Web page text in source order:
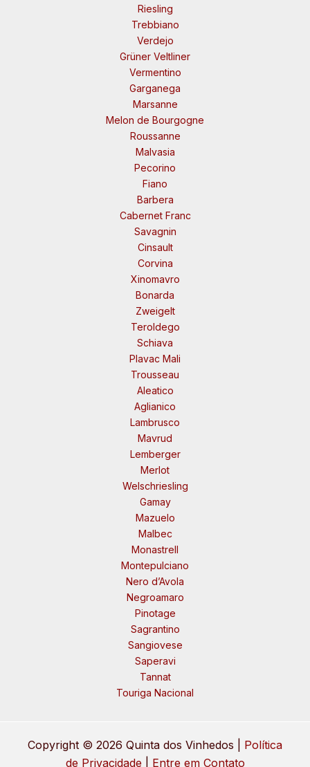
Riesling
Trebbiano
Verdejo
Grüner Veltliner
Vermentino
Garganega
Marsanne
Melon de Bourgogne
Roussanne
Malvasia
Pecorino
Fiano
Barbera
Cabernet Franc
Savagnin
Cinsault
Corvina
Xinomavro
Bonarda
Zweigelt
Teroldego
Schiava
Plavac Mali
Trousseau
Aleatico
Aglianico
Lambrusco
Mavrud
Lemberger
Merlot
Welschriesling
Gamay
Mazuelo
Malbec
Monastrell
Montepulciano
Nero d’Avola
Negroamaro
Pinotage
Sagrantino
Sangiovese
Saperavi
Tannat
Touriga Nacional
Copyright © 2026 Quinta dos Vinhedos | Política
de Privacidade
Entre em Contato